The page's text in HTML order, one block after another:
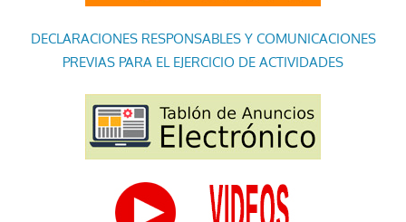
DECLARACIONES RESPONSABLES Y COMUNICACIONES
PREVIAS PARA EL EJERCICIO DE ACTIVIDADES